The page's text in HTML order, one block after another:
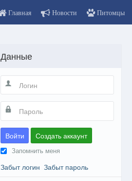
Главная Новости Питомцы
Данные
Войти Создать аккаунт
Запомнить меня
Забыт логин Забыт пароль